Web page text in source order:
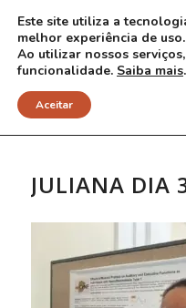
NOTÍCIAS
JULIANA DIA
Este site utiliza a
melhor experiência de uso.
Ao utilizar nossos
funcionalidade. Saiba mais.
Aceitar